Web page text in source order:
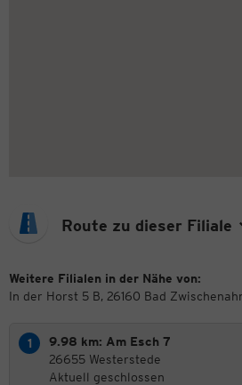
Route zu dieser Filiale
Weitere Filialen in der Nähe von:
In der Horst 5 B, 26160 Bad
9.98 km: Am Esch 7
26655 Westerstede
Aktuell geschlossen